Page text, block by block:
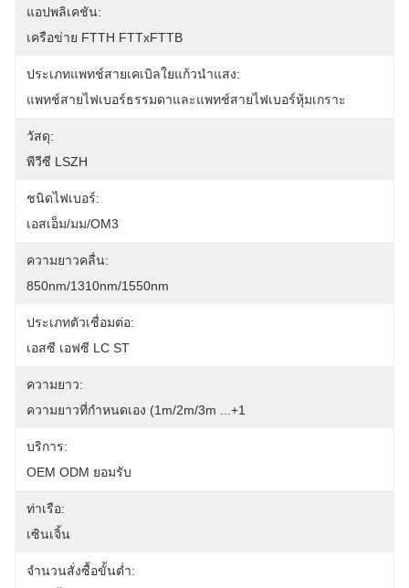
แอปพลิเคชัน:
เครือข่าย FTTH FTTxFTTB
ประเภทแพทช์สายเคเบิลใยแก้วนำแสง:
แพทช์สายไฟเบอร์ธรรมดาและแพทช์สายไฟเบอร์หุ้มเกราะ
วัสดุ:
พีวีซี LSZH
ชนิดไฟเบอร์:
เอสเอ็ม/มม/OM3
ความยาวคลื่น:
850nm/1310nm/1550nm
ประเภทตัวเชื่อมต่อ:
เอสซี เอฟซี LC ST
ความยาว:
ความยาวที่กำหนดเอง (1m/2m/3m ...+1
บริการ:
OEM ODM ยอมรับ
ท่าเรือ:
เซินเจิ้น
จำนวนสั่งซื้อขั้นต่ำ: